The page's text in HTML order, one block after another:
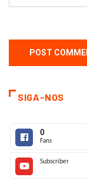
SIGA-NOS
0
Fans
Subscriber